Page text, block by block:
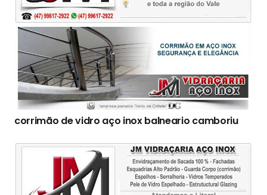
corrimão de vidro aço inox balneario camboriu